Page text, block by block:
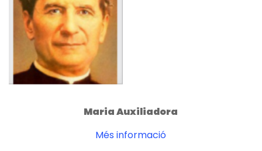
Maria Auxiliadora
Més informació